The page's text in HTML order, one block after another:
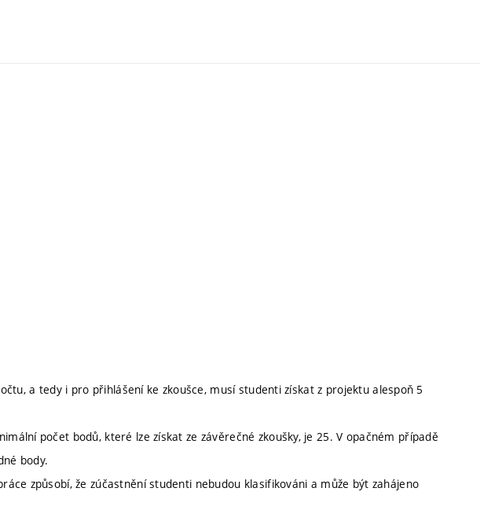
a tedy i pro přihlášení ke zkoušce, musí studenti získat z projektu alespoň 5
počet bodů, které lze získat ze závěrečné zkoušky, je 25. V opačném případě
body.
způsobí, že zúčastnění studenti nebudou klasifikováni a může být zahájeno